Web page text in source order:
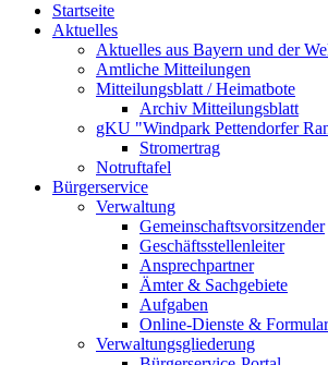
Startseite
Aktuelles
Aktuelles aus Bayern und der
Amtliche Mitteilungen
Mitteilungsblatt / Heimatbote
Archiv Mitteilungsblatt
gKU "Windpark Pettendorfer
Stromertrag
Notruftafel
Bürgerservice
Verwaltung
Gemeinschaftsvorsitzender
Geschäftsstellenleiter
Ansprechpartner
Ämter & Sachgebiete
Aufgaben
Online-Dienste &
Verwaltungsgliederung